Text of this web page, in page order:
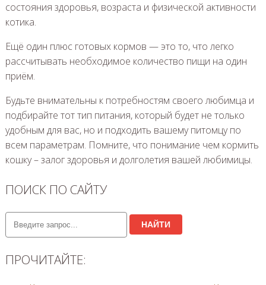
состояния здоровья, возраста и физической активности
котика.
Ещё один плюс готовых кормов — это то, что легко
рассчитывать необходимое количество пищи на один
приём.
Будьте внимательны к потребностям своего любимца и
подбирайте тот тип питания, который будет не только
удобным для вас, но и подходить вашему питомцу по
всем параметрам. Помните, что понимание чем кормить
кошку – залог здоровья и долголетия вашей любимицы.
ПОИСК ПО САЙТУ
НАЙТИ
ПРОЧИТАЙТЕ: